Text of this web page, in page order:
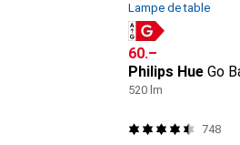
Lampe de table
CHF
60.–
Philips Hue Go
520 lm
748